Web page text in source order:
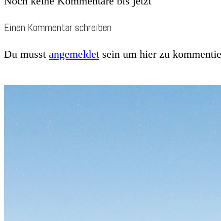
Einen Kommentar schreiben
Du musst angemeldet sein um hier zu